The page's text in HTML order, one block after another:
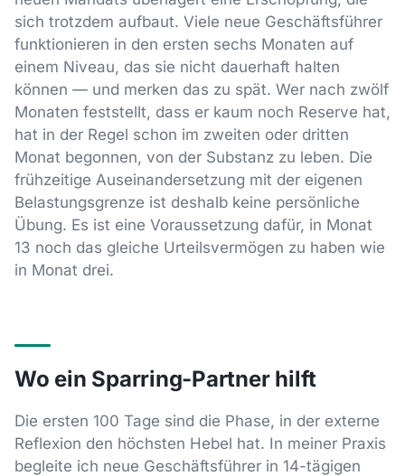
sich trotzdem aufbaut. Viele neue Geschäftsführer
funktionieren in den ersten sechs Monaten auf
einem Niveau, das sie nicht dauerhaft halten
können — und merken das zu spät. Wer nach zwölf
Monaten feststellt, dass er kaum noch Reserve hat,
hat in der Regel schon im zweiten oder dritten
Monat begonnen, von der Substanz zu leben. Die
frühzeitige Auseinandersetzung mit der eigenen
Belastungsgrenze ist deshalb keine persönliche
Übung. Es ist eine Voraussetzung dafür, in Monat
13 noch das gleiche Urteilsvermögen zu haben wie
in Monat drei.
Wo ein Sparring-Partner hilft
Die ersten 100 Tage sind die Phase, in der externe
Reflexion den höchsten Hebel hat. In meiner Praxis
begleite ich neue Geschäftsführer in 14-tägigen